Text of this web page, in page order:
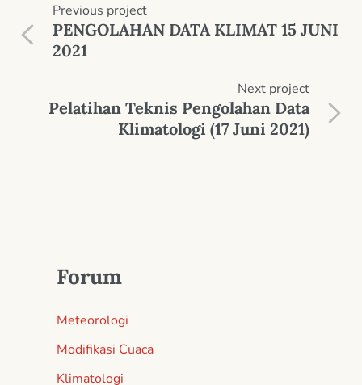
Previous project
PENGOLAHAN DATA KLIMAT 15 JUNI
2021
Next project
Pelatihan Teknis Pengolahan Data
Klimatologi (17 Juni 2021)
Forum
Meteorologi
Modifikasi Cuaca
Klimatologi